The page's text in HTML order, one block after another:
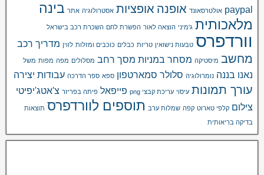
paypal אולטרסאונד אופנה אופציות אסטרולוגיה אתר בינה
מלאכותית ג'מיני הוצאה לאור הפשרת לחם השכרת רכב בישראל
וורדפרס טבעות נישואין טריות כבלים כוכבים ומזלות לווין מדריך רכב
מחשב מיסטיקה מסחר במניות מסך רחב מסלולים מפה מפות משל
נאנו בננה נומרולוגיה סלולר סמארטפון ספא ספר הדרכה עבודות יצירה
עורך תמונות עיסוי עריכת קבצי png פייפאל פיתה בפריזר צ'אטג'יפיטי
צילום קלפי טארוט קפה שמלות ערב תוספים לוורדפרס תוצאות
בדיקה בריאותית